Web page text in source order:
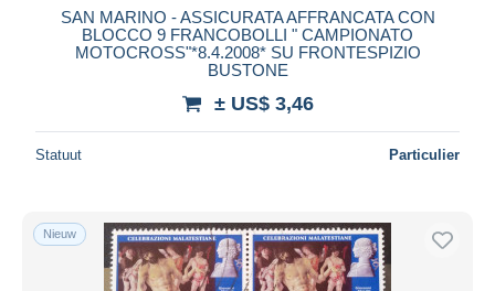
SAN MARINO - ASSICURATA AFFRANCATA CON
BLOCCO 9 FRANCOBOLLI " CAMPIONATO
MOTOCROSS"*8.4.2008* SU FRONTESPIZIO
BUSTONE
± US$ 3,46
Statuut Particulier
Nieuw